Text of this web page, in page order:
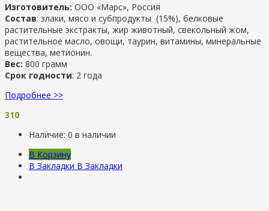
Изготовитель: ООО «Марс», Россия
Состав: злаки, мясо и субпродукты (15%), белковые
растительные экстракты, жир животный, свекольный жом,
растительное масло, овощи, таурин, витамины, минеральные
вещества, метионин.
Вес: 800 грамм
Срок годности: 2 года
Подробнее >>
310
Наличие: 0 в наличии
В Корзину
В Закладки В Закладки